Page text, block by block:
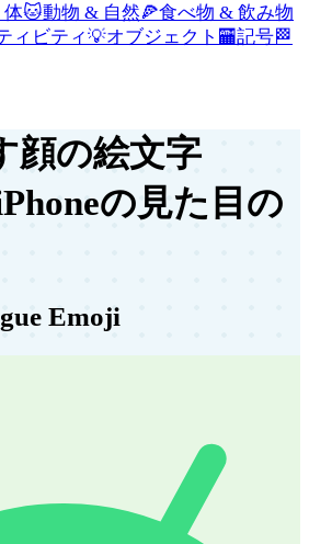
体🐱動物 & 自然🍕食べ物 & 飲み物
ィビティ💡オブジェクト 🏧記号🏁
顔の絵文字
の見た目の
Emoji